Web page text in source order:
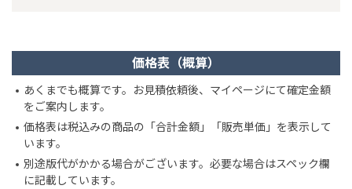
価格表（概算）
あくまでも概算です。お見積依頼後、マイページにて確定金額
をご案内します。
価格表は税込みの商品の「合計金額」「販売単価」を表示して
います。
別途版代がかかる場合がございます。必要な場合はスペック欄
に記載しています。